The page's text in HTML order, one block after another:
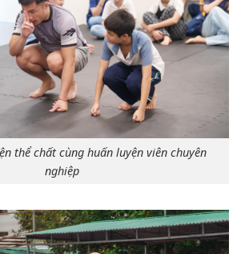
thể chất cùng huấn luyện viên chuyên
nghiệp